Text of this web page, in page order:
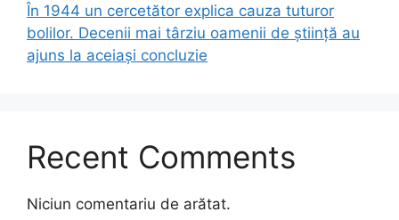
În 1944 un cercetător explica cauza tuturor
bolilor. Decenii mai târziu oamenii de știință au
ajuns la aceiași concluzie
Recent Comments
Niciun comentariu de arătat.